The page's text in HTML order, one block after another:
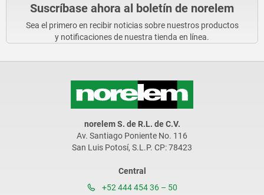
Suscríbase ahora al boletín de norelem
Sea el primero en recibir noticias sobre nuestros productos
y notificaciones de nuestra tienda en línea.
norelem S. de R.L. de C.V.
Av. Santiago Poniente No. 116
San Luis Potosí, S.L.P. CP: 78423
Central
+52 444 454 36 – 50